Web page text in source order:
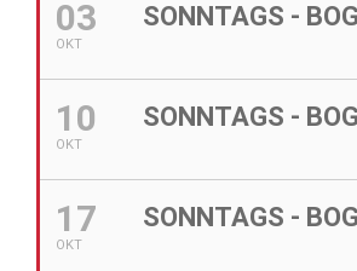
03
OKT
SONNTAGS -
10
OKT
SONNTAGS -
17
OKT
SONNTAGS -